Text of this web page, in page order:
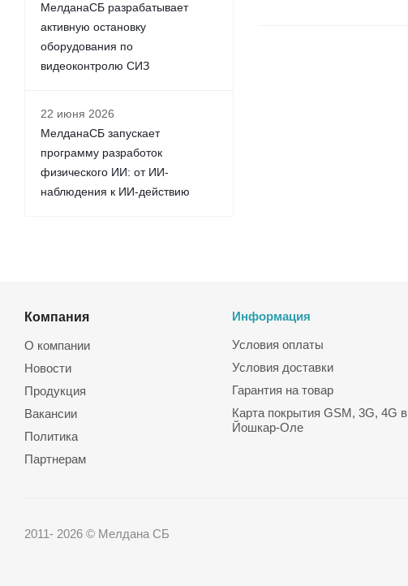
МелданаСБ разрабатывает
активную остановку
оборудования по
видеоконтролю СИЗ
22 июня 2026
МелданаСБ запускает
программу разработок
физического ИИ: от ИИ-
наблюдения к ИИ-действию
Компания
О компании
Новости
Продукция
Вакансии
Политика
Партнерам
Информация
Условия оплаты
Условия доставки
Гарантия на товар
Карта покрытия GSM, 3G, 4G в
Йошкар-Оле
2011- 2026 © Мелдана СБ